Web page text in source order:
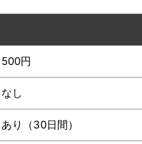
500円
なし
あり（30日間）